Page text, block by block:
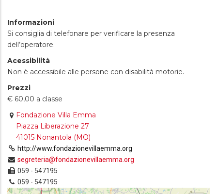
Informazioni
Si consiglia di telefonare per verificare la presenza
dell’operatore.
Acessibilità
Non è accessibile alle persone con disabilità motorie.
Prezzi
€ 60,00 a classe
Fondazione Villa Emma
Piazza Liberazione 27
41015 Nonantola (MO)
http://www.fondazionevillaemma.org
segreteria@fondazionevillaemma.org
059 - 547195
059 - 547195